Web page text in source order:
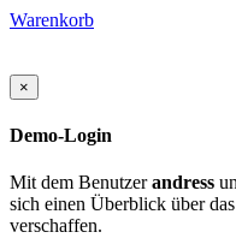
Warenkorb
×
Demo-Login
Mit dem Benutzerandress
sich einen Überblick über
verschaffen.